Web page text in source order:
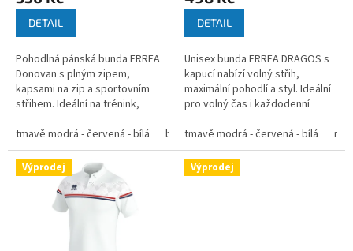
DETAIL
Pohodlná pánská bunda ERREA
Donovan s plným zipem,
kapsami na zip a sportovním
střihem. Ideální na trénink,
tmavě modrá - červená - bílá
bílá - modrá - tmavě modrá modrá -
DETAIL
Unisex bunda ERREA DRAGOS s
kapucí nabízí volný střih,
maximální pohodlí a styl. Ideální
pro volný čas i každodenní
tmavě modrá - červená - bílá
Výprodej Výprodej